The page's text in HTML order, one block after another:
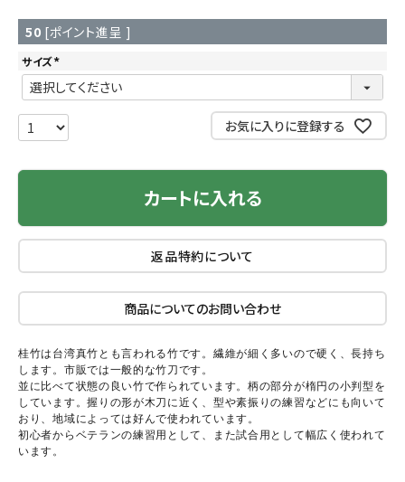
50 [ポイント進呈 ]
サイズ
(
必
須
)
お気に入りに登録する
カートに入れる
返品特約について
商品についてのお問い合わせ
桂竹は台湾真竹とも言われる竹です。繊維が細く多いので硬く、長持ち
します。市販では一般的な竹刀です。
並に比べて状態の良い竹で作られています。柄の部分が楕円の小判型を
しています。握りの形が木刀に近く、型や素振りの練習などにも向いて
おり、地域によっては好んで使われています。
初心者からベテランの練習用として、また試合用として幅広く使われて
います。